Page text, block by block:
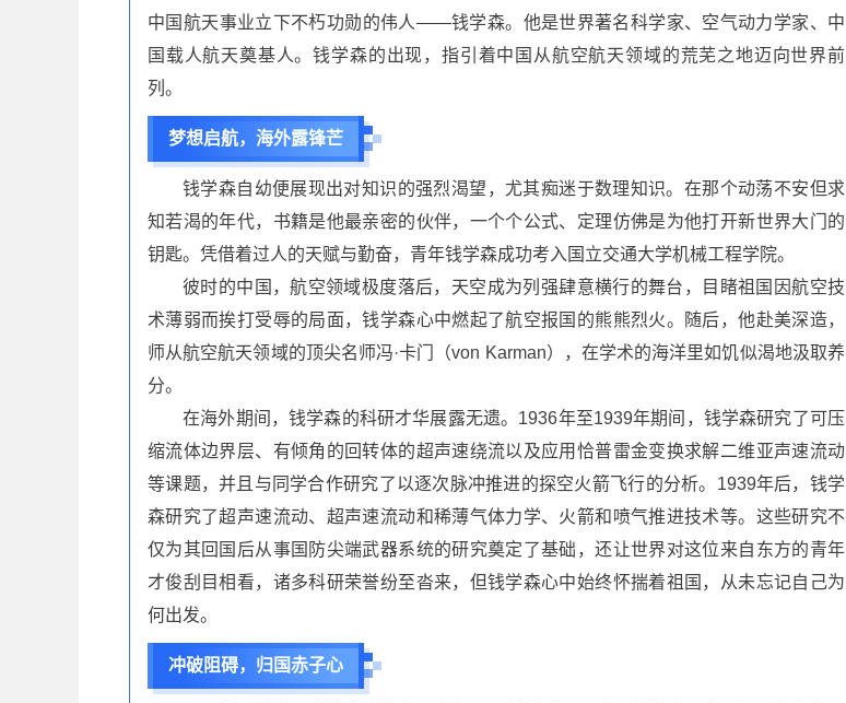
中国航天事业立下不朽功勋的伟人——钱学森。他是世界著名科学家、空气动力学家、中
国载人航天奠基人。钱学森的出现，指引着中国从航空航天领域的荒芜之地迈向世界前
列。
梦想启航，海外露锋芒
钱学森自幼便展现出对知识的强烈渴望，尤其痴迷于数理知识。在那个动荡不安但求
知若渴的年代，书籍是他最亲密的伙伴，一个个公式、定理仿佛是为他打开新世界大门的
钥匙。凭借着过人的天赋与勤奋，青年钱学森成功考入国立交通大学机械工程学院。
彼时的中国，航空领域极度落后，天空成为列强肆意横行的舞台，目睹祖国因航空技
术薄弱而挨打受辱的局面，钱学森心中燃起了航空报国的熊熊烈火。随后，他赴美深造，
师从航空航天领域的顶尖名师冯·卡门（von Karman），在学术的海洋里如饥似渴地汲取养
分。
在海外期间，钱学森的科研才华展露无遗。1936年至1939年期间，钱学森研究了可压
缩流体边界层、有倾角的回转体的超声速绕流以及应用恰普雷金变换求解二维亚声速流动
等课题，并且与同学合作研究了以逐次脉冲推进的探空火箭飞行的分析。1939年后，钱学
森研究了超声速流动、超声速流动和稀薄气体力学、火箭和喷气推进技术等。这些研究不
仅为其回国后从事国防尖端武器系统的研究奠定了基础，还让世界对这位来自东方的青年
才俊刮目相看，诸多科研荣誉纷至沓来，但钱学森心中始终怀揣着祖国，从未忘记自己为
何出发。
冲破阻碍，归国赤子心